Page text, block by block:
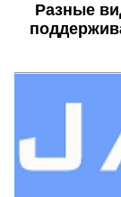
Разные